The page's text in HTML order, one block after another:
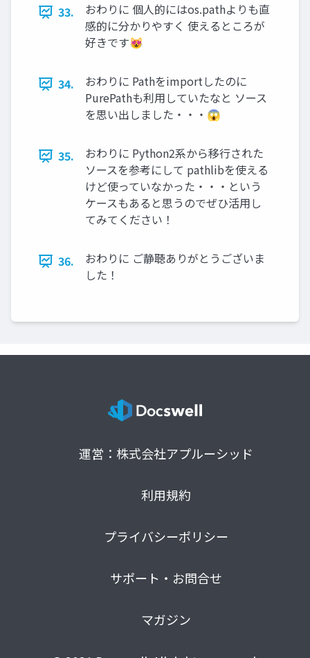
33.
おわりに 個人的にはos.pathよりも直
感的に分かりやすく 使えるところが
好きです😻
34.
おわりに Pathをimportしたのに
PurePathも利用していたなと ソース
を思い出しました・・・😱
35.
おわりに Python2系から移行された
ソースを参考にして pathlibを使える
けど使っていなかった・・・という
ケースもあると思うのでぜひ活用し
てみてください！
36.
おわりに ご静聴ありがとうございま
した！
運営：株式会社アプルーシッド
利用規約
プライバシーポリシー
サポート・お問合せ
マガジン